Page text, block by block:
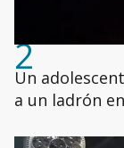
2
Un
a un ladrón